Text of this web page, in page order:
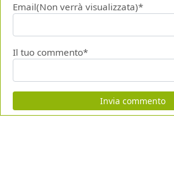
Email(Non verrà visualizzata)*
Il tuo commento*
Invia commento